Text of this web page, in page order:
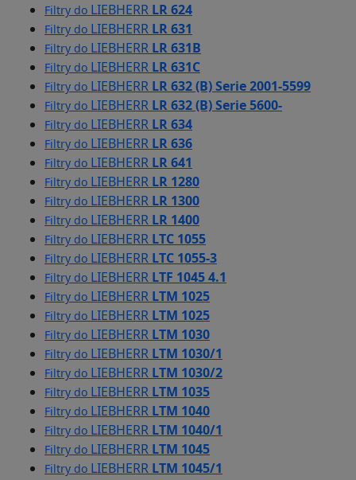
Filtry do LIEBHERR LR 624
Filtry do LIEBHERR LR 631
Filtry do LIEBHERR LR 631B
Filtry do LIEBHERR LR 631C
Filtry do LIEBHERR LR 632 (B) Serie 2001-5599
Filtry do LIEBHERR LR 632 (B) Serie 5600-
Filtry do LIEBHERR LR 634
Filtry do LIEBHERR LR 636
Filtry do LIEBHERR LR 641
Filtry do LIEBHERR LR 1280
Filtry do LIEBHERR LR 1300
Filtry do LIEBHERR LR 1400
Filtry do LIEBHERR LTC 1055
Filtry do LIEBHERR LTC 1055-3
Filtry do LIEBHERR LTF 1045 4.1
Filtry do LIEBHERR LTM 1025
Filtry do LIEBHERR LTM 1025
Filtry do LIEBHERR LTM 1030
Filtry do LIEBHERR LTM 1030/1
Filtry do LIEBHERR LTM 1030/2
Filtry do LIEBHERR LTM 1035
Filtry do LIEBHERR LTM 1040
Filtry do LIEBHERR LTM 1040/1
Filtry do LIEBHERR LTM 1045
Filtry do LIEBHERR LTM 1045/1